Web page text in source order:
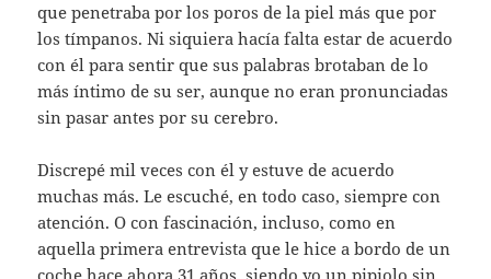
que penetraba por los poros de la piel más que por
los tímpanos. Ni siquiera hacía falta estar de acuerdo
con él para sentir que sus palabras brotaban de lo
más íntimo de su ser, aunque no eran pronunciadas
sin pasar antes por su cerebro.
Discrepé mil veces con él y estuve de acuerdo
muchas más. Le escuché, en todo caso, siempre con
atención. O con fascinación, incluso, como en
aquella primera entrevista que le hice a bordo de un